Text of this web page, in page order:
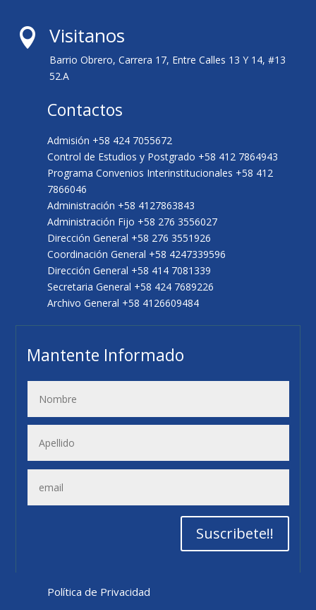
 Visitanos
Barrio Obrero, Carrera 17, Entre Calles 13 Y 14, #13
52.A
Contactos
Admisión +58 424 7055672
Control de Estudios y Postgrado +58 412 7864943
Programa Convenios Interinstitucionales +58 412
7866046
Administración +58 4127863843
Administración Fijo +58 276 3556027
Dirección General +58 276 3551926
Coordinación General +58 4247339596
Dirección General +58 414 7081339
Secretaria General +58 424 7689226
Archivo General +58 4126609484
Mantente Informado
Suscribete!!
Política de Privacidad